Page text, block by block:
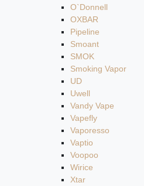
O`Donnell
OXBAR
Pipeline
Smoant
SMOK
Smoking Vapor
UD
Uwell
Vandy Vape
Vapefly
Vaporesso
Vaptio
Voopoo
Wirice
Xtar